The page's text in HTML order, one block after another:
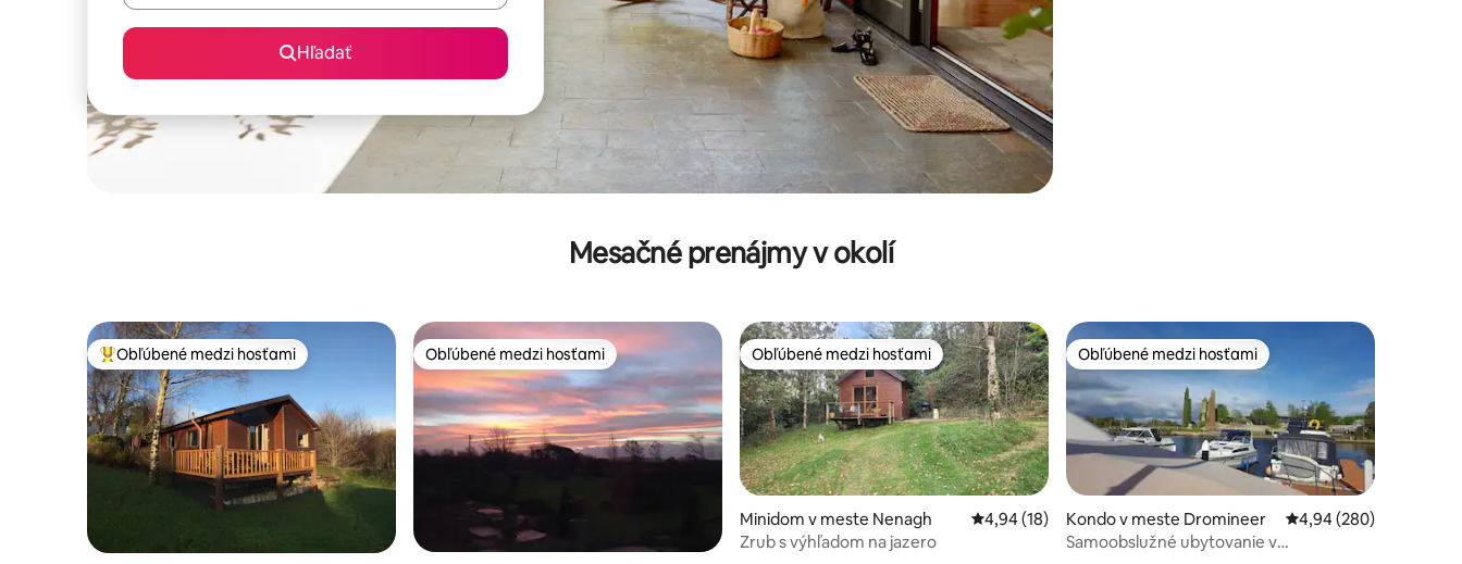
Hľadať
Mesačné prenájmy v okolí
Najobľúbenejšie medzi hosťami
Obľúbené medzi hosťami Obľúbené medzi hosťami
Obľúbené medzi hosťami Obľúbené medzi hosťami
Obľúbené medzi hosťami
Minidom v meste Nenagh Priemerné ohodnotenie 4,94 z 5, počet hodnotení: 18
4,94 (18)
Zrub s výhľadom na jazero
Obľúbené medzi hosťami
Obľúbené medzi hosťami
Kondo v meste Dromineer Priemerné
4,94 (280)
Samoobslužné ubytovanie v